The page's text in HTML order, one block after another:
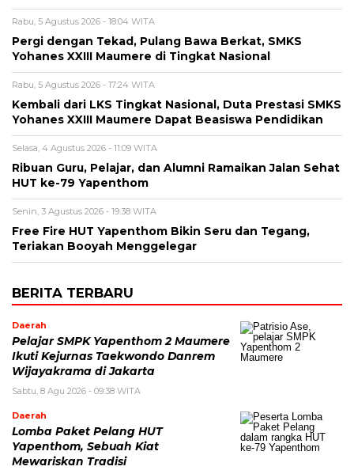
Rabu, 5 Agustus 2026 - 18:04 WITA
Pergi dengan Tekad, Pulang Bawa Berkat, SMKS
Yohanes XXIII Maumere di Tingkat Nasional
Rabu, 5 Agustus 2026 - 17:24 WITA
Kembali dari LKS Tingkat Nasional, Duta Prestasi SMKS
Yohanes XXIII Maumere Dapat Beasiswa Pendidikan
Selasa, 4 Agustus 2026 - 11:09 WITA
Ribuan Guru, Pelajar, dan Alumni Ramaikan Jalan Sehat
HUT ke-79 Yapenthom
Senin, 3 Agustus 2026 - 19:38 WITA
Free Fire HUT Yapenthom Bikin Seru dan Tegang,
Teriakan Booyah Menggelegar
BERITA TERBARU
Daerah
Pelajar SMPK Yapenthom 2 Maumere
Ikuti Kejurnas Taekwondo Danrem
Wijayakrama di Jakarta
Sabtu, 8 Agu 2026 - 09:38 WITA
Daerah
Lomba Paket Pelang HUT
Yapenthom, Sebuah Kiat
Mewariskan Tradisi